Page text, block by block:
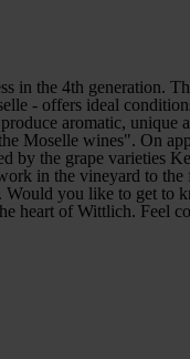
in the 4th generation.
- offers ideal
aromatic, unique
Moselle wines". On
by the grape varieties
in the vineyard to the
Would you like to get to
heart of Wittlich. Feel